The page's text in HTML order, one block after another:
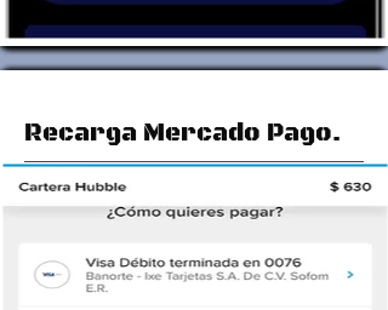
Recarga Mercado Pago.